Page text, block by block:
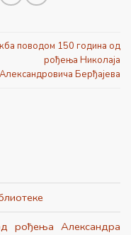
поводом 150 година од
рођења Николаја
Александровича Берђајева
рођења Александра